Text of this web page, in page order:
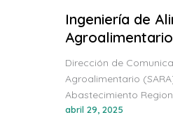
Ingeniería de
Agroalimentario
Dirección de
Agroalimentario
Abastecimiento
abril 29, 2025